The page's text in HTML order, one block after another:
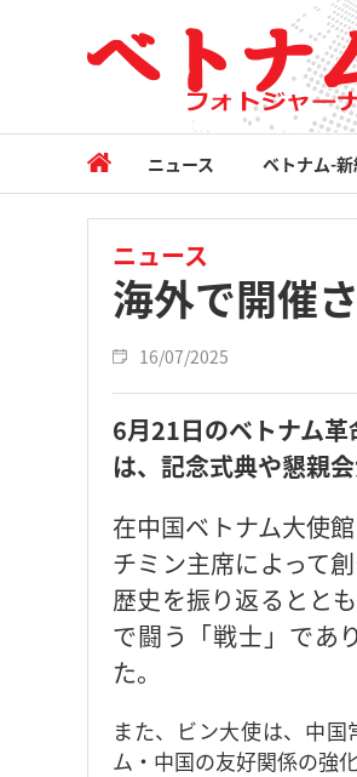
ニュース ベトナム-
ニュース
海外で開催
16/07/2025
6月21日のベトナム
は、記念式典や懇親会
在中国ベトナム大使
チミン主席によって
歴史を振り返るとと
で闘う「戦士」であ
た。
また、ビン大使は、中
ム・中国の友好関係の強